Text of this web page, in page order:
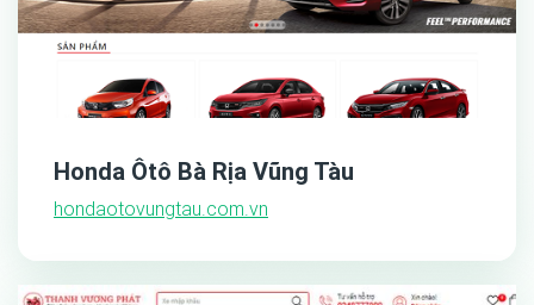
Honda Ôtô Bà Rịa Vũng Tàu
hondaotovungtau.com.vn